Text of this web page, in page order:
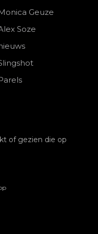
Geuze
Soze
of gezien die op